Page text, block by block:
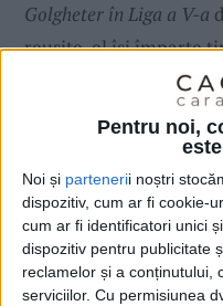
Pentru noi,
Noi și partenerii noștri
dispozitiv, cum ar fi cookie-
cum ar fi identificatori unici
dispozitiv pentru publicitate
reclamelor și a conținutului,
serviciilor. Cu permisiunea
Golgheter în Liga a V-a
reușite, el își împarte
formator la clubul
nouă generație decopii
prezent, este legitimat
antrenorlaclubul de
dialog sincer,Chitucea
echilibru și
grăbită.